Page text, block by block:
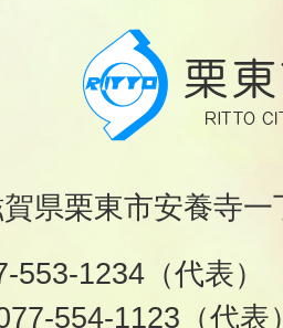
県栗東市安養寺
553-1234（代表）
554-1123（代表